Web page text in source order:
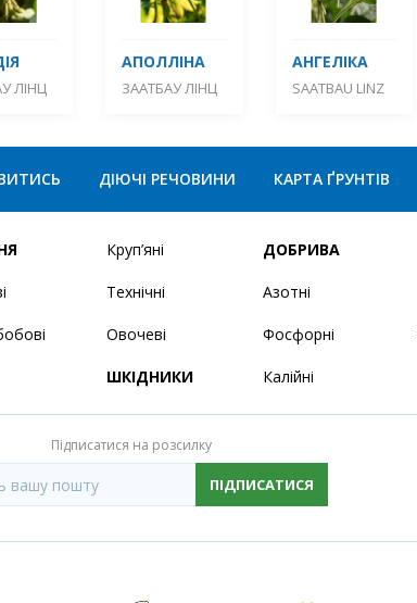
ЛІНЦ
АПОЛЛІНА
ЗААТБАУ ЛІНЦ
АНГЕЛІКА
SAATBAU LINZ
ДІЮЧІ РЕЧОВИНИ КАРТА ҐРУНТІВ
Круп’яні
Технічні
Овочеві
ШКІДНИКИ
ДОБРИВА
Азотні
Фосфорні
Калійні
Підписатися на розсилку
ПІДПИСАТИСЯ